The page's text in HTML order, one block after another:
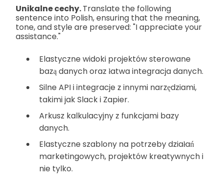
Unikalne cechy.Translate the following
sentence into Polish, ensuring that the meaning,
tone, and style are preserved: "I appreciate your
assistance."
Elastyczne widoki projektów sterowane
bazą danych oraz łatwa integracja danych.
Silne API i integracje z innymi narzędziami,
takimi jak Slack i Zapier.
Arkusz kalkulacyjny z funkcjami bazy
danych.
Elastyczne szablony na potrzeby działań
marketingowych, projektów kreatywnych i
nie tylko.